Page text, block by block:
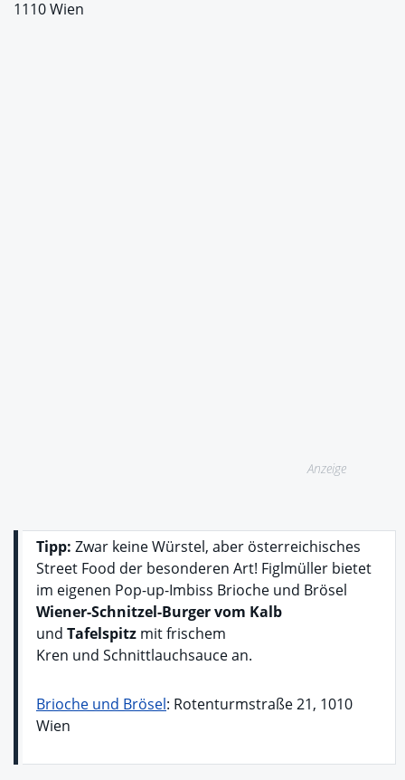
1110 Wien
Anzeige
Tipp: Zwar keine Würstel, aber österreichisches
Street Food der besonderen Art! Figlmüller bietet
im eigenen Pop-up-Imbiss Brioche und Brösel
Wiener-Schnitzel-Burger vom Kalb
und Tafelspitz mit frischem
Kren und Schnittlauchsauce an.
Brioche und Brösel: Rotenturmstraße 21, 1010
Wien